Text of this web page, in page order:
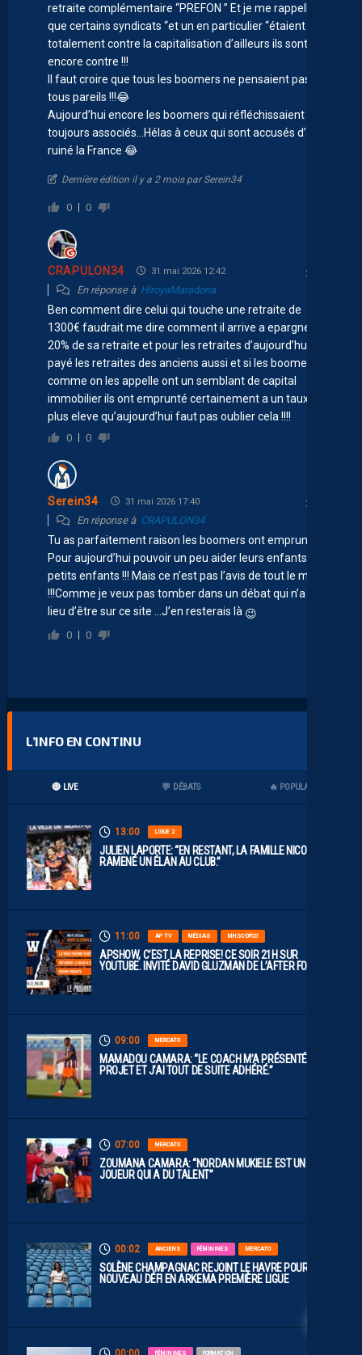
retraite complémentaire “PREFON ” Et je me rappelle
que certains syndicats “et un en particulier “étaient
totalement contre la capitalisation d’ailleurs ils sont
encore contre !!!
Il faut croire que tous les boomers ne pensaient pas
tous pareils !!! 😂
Aujourd’hui encore les boomers qui réfléchissaient sont
toujours associés…Hélas à ceux qui sont accusés d’avoir
ruiné la France 😂
Dernière édition il y a 2 mois par Serein34
0 0
CRAPULON34 31 mai 2026 12:42
En réponse à HiroyaMaradona
Ben comment dire celui qui touche une retraite de
1300€ faudrait me dire comment il arrive a epargner
20% de sa retraite et pour les retraites d’aujourd’hui ont
payé les retraites des anciens aussi et si les boomers
comme on les appelle ont un semblant de capital
immobilier ils ont emprunté certainement a un taux bien
plus eleve qu’aujourd’hui faut pas oublier cela !!!!
0 0
Serein34 31 mai 2026 17:40
En réponse à CRAPULON34
Tu as parfaitement raison les boomers ont emprunté !!!
Pour aujourd’hui pouvoir un peu aider leurs enfants et
petits enfants !!! Mais ce n’est pas l’avis de tout le monde
!!!Comme je veux pas tomber dans un débat qui n’a pas
lieu d’être sur ce site …J’en resterais là 😉
0 0
L’INFO EN CONTINU
🔴 LIVE 💬 DÉBATS 🔥 POPULAIRES
13:00 LIGUE 2
JULIEN LAPORTE: “EN RESTANT, LA FAMILLE NICOLLIN A
RAMENÉ UN ÉLAN AU CLUB.”
11:00 AP TV MÉDIAS MHSC-DFCO
APSHOW, C’EST LA REPRISE! CE SOIR 21H SUR
YOUTUBE. INVITÉ DAVID GLUZMAN DE L’AFTER FOOT.
09:00 MERCATO
MAMADOU CAMARA: “LE COACH M’A PRÉSENTÉ LE
PROJET ET J’AI TOUT DE SUITE ADHÉRÉ.”
07:00 MERCATO
ZOUMANA CAMARA: “NORDAN MUKIELE EST UN
JOUEUR QUI A DU TALENT”
00:02 ANCIENS FÉMININES MERCATO
SOLÈNE CHAMPAGNAC REJOINT LE HAVRE POUR UN
NOUVEAU DÉFI EN ARKEMA PREMIÈRE LIGUE
FÉMININES FORMATION